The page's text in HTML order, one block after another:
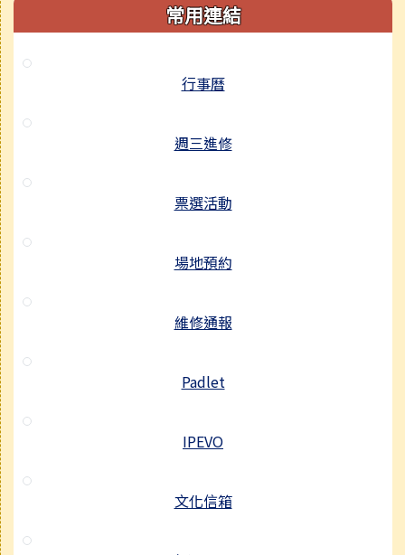
常用連結
行事曆
週三進修
票選活動
場地預約
維修通報
Padlet
IPEVO
文化信箱